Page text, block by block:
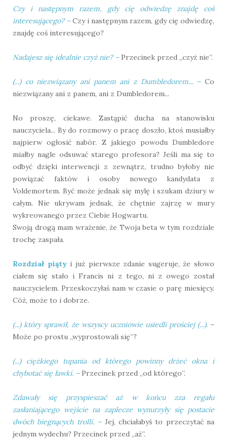
Czy i następnym razem, gdy cię odwiedzę znajdę coś
interesującego? –Czy i następnym razem, gdy cię odwiedzę,
znajdę coś interesującego?
Nadajesz się idealnie czyż nie? –Przecinek przed „czyż nie”.
(...) co niezwiązany ani panem ani z Dumbledorem... –Co
niezwiązany ani z panem, ani z Dumbledorem...
No proszę, ciekawe. Zastąpić ducha na stanowisku
nauczyciela... By do rozmowy o pracę doszło, ktoś musiałby
najpierw ogłosić nabór. Z jakiego powodu Dumbledore
miałby nagle odsuwać starego profesora? Jeśli ma się to
odbyć dzięki interwencji z zewnątrz, trudno byłoby nie
powiązać faktów i osoby nowego kandydata z
Voldemortem. Być może jednak się mylę i szukam dziury w
całym. Nie ukrywam jednak, że chętnie zajrzę w mury
wykreowanego przez Ciebie Hogwartu.
Swoją drogą mam wrażenie, że Twoja beta w tym rozdziale
trochę zaspała.
Rozdział piątyi już pierwsze zdanie sugeruje, że słowo
ciałem się stało i Francis ni z tego, ni z owego został
nauczycielem. Przeskoczyłaś nam w czasie o parę miesięcy.
Cóż, może to i dobrze.
(...) który sprawił, że wszyscy uczniowie usiedli prościej (...). –
Może po prostu „wyprostowali się”?
(...) ciężkiego tupania od którego powinny drżeć okna i
chybotać się ławki. –Przecinek przed „od którego”.
Zdawały się przyspieszać aż w końcu zza regału
zasłaniającego wejście na zaplecze wynurzyły się postacie
dwóch biegnących trolli. – Jej, chciałabyś to przeczytać na
jednym wydechu? Przecinek przed „aż”.